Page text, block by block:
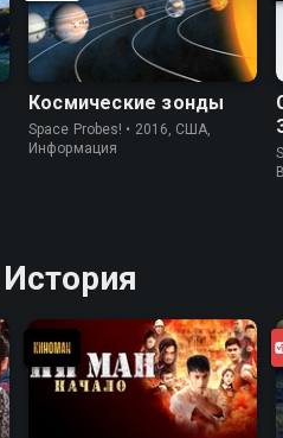
Космические зонды
Space Probes! • 2016, США,
Информация